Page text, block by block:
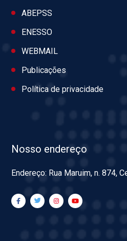
ABEPSS
ENESSO
WEBMAIL
Publicações
Política de privacidade
Nosso endereço
Endereço: Rua Maruim, n. 874,